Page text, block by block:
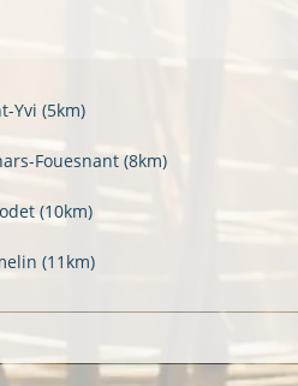
Yvi (5km)
Fouesnant (8km)
(10km)
(11km)